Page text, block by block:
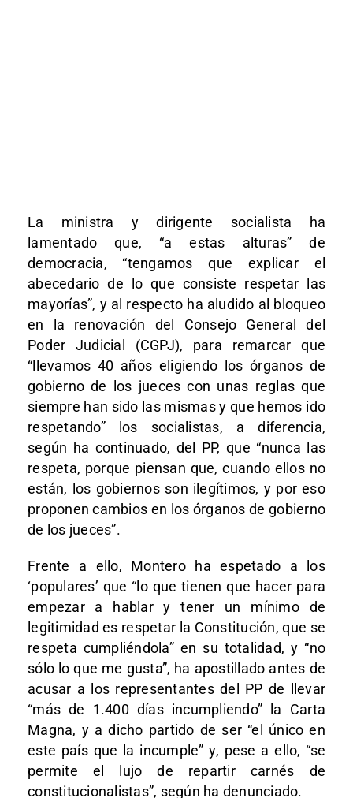
La ministra y dirigente socialista ha
lamentado que, “a estas alturas” de
democracia, “tengamos que explicar el
abecedario de lo que consiste respetar las
mayorías”, y al respecto ha aludido al bloqueo
en la renovación del Consejo General del
Poder Judicial (CGPJ), para remarcar que
“llevamos 40 años eligiendo los órganos de
gobierno de los jueces con unas reglas que
siempre han sido las mismas y que hemos ido
respetando” los socialistas, a diferencia,
según ha continuado, del PP, que “nunca las
respeta, porque piensan que, cuando ellos no
están, los gobiernos son ilegítimos, y por eso
proponen cambios en los órganos de gobierno
de los jueces”.
Frente a ello, Montero ha espetado a los
‘populares’ que “lo que tienen que hacer para
empezar a hablar y tener un mínimo de
legitimidad es respetar la Constitución, que se
respeta cumpliéndola” en su totalidad, y “no
sólo lo que me gusta”, ha apostillado antes de
acusar a los representantes del PP de llevar
“más de 1.400 días incumpliendo” la Carta
Magna, y a dicho partido de ser “el único en
este país que la incumple” y, pese a ello, “se
permite el lujo de repartir carnés de
constitucionalistas”, según ha denunciado.